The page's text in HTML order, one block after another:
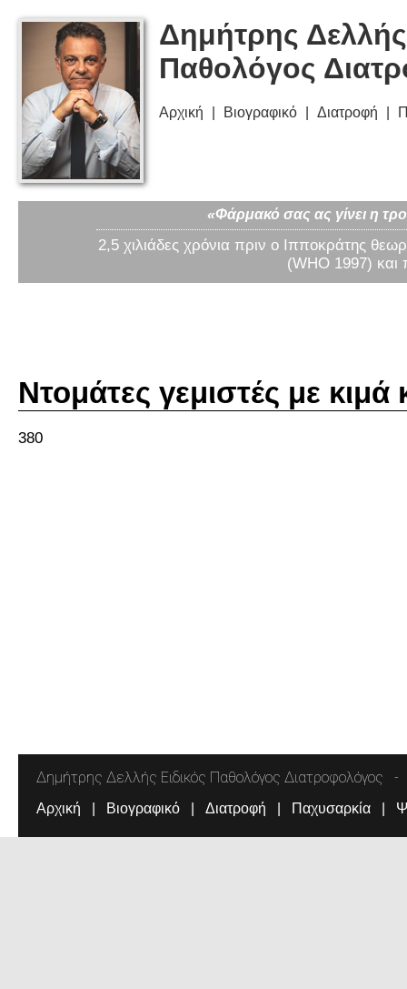
Δημήτρης
Παθολόγος
Αρχική Βιογραφικό Διατροφή
«Φάρμακό σας ας γίνει η
2,5 χιλιάδες χρόνια πριν ο Ιπποκράτης
(WHO 1997) και
Ντομάτες γεμιστές με κιμά
380
Δημήτρης Δελλής Ειδικός Παθολόγος Διατροφολόγος
Αρχική Βιογραφικό Διατροφή Παχυσαρκία